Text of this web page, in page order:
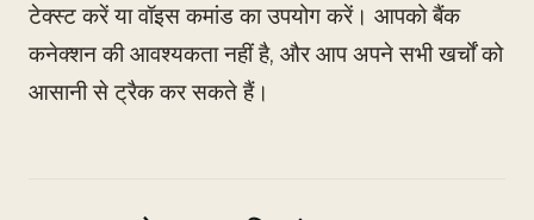
टेक्स्ट करें या वॉइस कमांड का उपयोग करें। आपको बैंक
कनेक्शन की आवश्यकता नहीं है, और आप अपने सभी खर्चों को
आसानी से ट्रैक कर सकते हैं।